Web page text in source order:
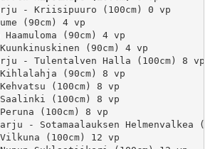
- Kriisipuuro (100cm) 0 vp
(90cm) 4 vp
(90cm) 4 vp
(90cm) 4 vp
- Tulentalven Halla (100cm) 8 vp
(90cm) 8 vp
(100cm) 8 vp
(100cm) 8 vp
(100cm) 8 vp
- Sotamaalauksen Helmenvalkea
(100cm) 12 vp